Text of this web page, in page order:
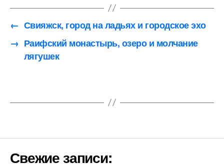
← Свияжск, город на ладьях и городское эхо
→ Раифский монастырь, озеро и молчание
лягушек
Свежие записи: